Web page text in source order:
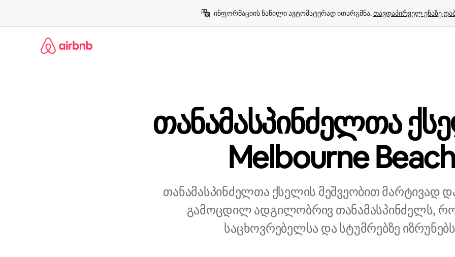
ინფორმაციის ნაწილი ავტომატურად ითარგმნა. თავდაპირველ ენაზე
თანამასპინძელთა
Melbourne Beach
თანამასპინძელთა ქსელის მეშვეობით მარტივად
გამოცდილ ადგილობრივ თანამასპინძელს,
საცხოვრებელსა და სტუმრებზე